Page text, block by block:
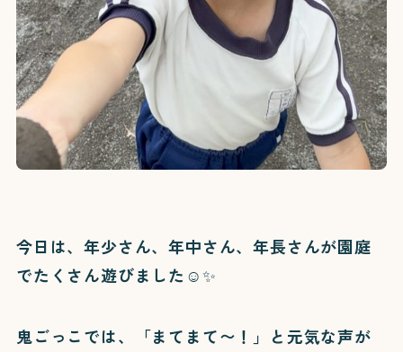
今日は、年少さん、年中さん、年長さんが園庭
でたくさん遊びました☺️✨
鬼ごっこでは、「まてまて〜！」と元気な声が